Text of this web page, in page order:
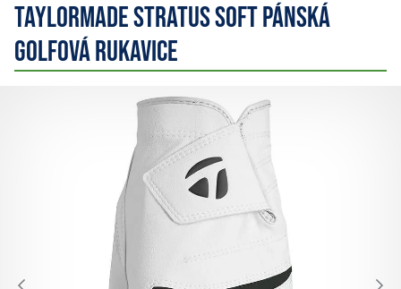
TaylorMade Stratus Soft pánská
golfová rukavice